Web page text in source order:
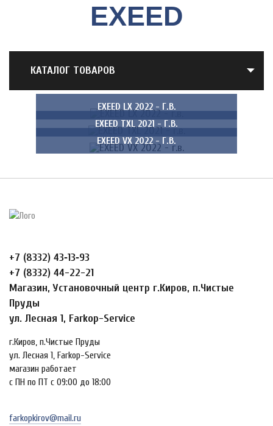
EXEED
КАТАЛОГ ТОВАРОВ
EXEED LX 2022 - Г.В.
EXEED TXL 2021 - Г.В.
EXEED VX 2022 - Г.В.
+7 (8332) 43‑13‑93
+7 (8332) 44-22-21
Магазин, Установочный центр г.Киров, п.Чистые
Пруды
ул. Лесная 1, Farkop-Service
г.Киров, п.Чистые Пруды
ул. Лесная 1, Farkop-Service
магазин работает
с ПН по ПТ с 09:00 до 18:00
farkopkirov@mail.ru